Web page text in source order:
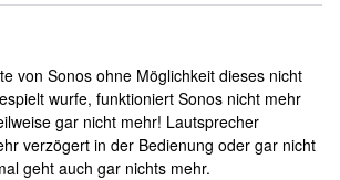
von Sonos ohne Möglichkeit dieses nicht
wurfe, funktioniert Sonos nicht mehr
gar nicht mehr! Lautsprecher
verzögert in der Bedienung oder gar nicht
geht auch gar nichts mehr.